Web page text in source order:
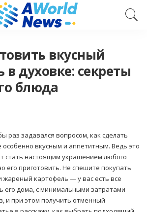
вкусный
в духовке: секреты
блюда
раз задавался вопросом, как сделать
особенно вкусным и аппетитным. Ведь это
стать настоящим украшением любого
его приготовить. Не спешите покупать
жареный картофель — у вас есть все
его дома, с минимальными затратами
и при этом получить отменный